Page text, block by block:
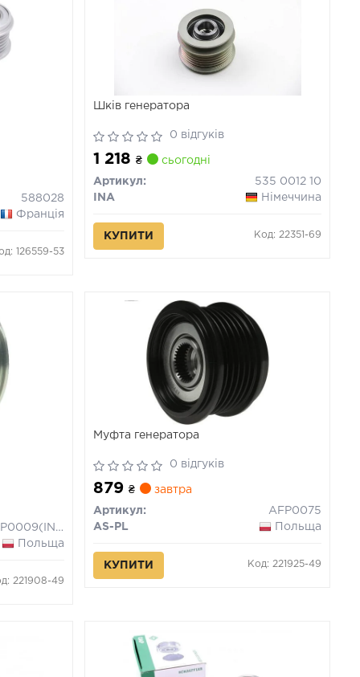
588028
Франція
126559-53
Шків генератора
0 відгуків
1 218₴ сьогодні
Артикул:
535 0012 10
INA
Німеччина
КУПИТИ Код: 22351-69
AFP0009(INA)
Польща
221908-49
Муфта генератора
0 відгуків
879₴ завтра
Артикул:
AFP0075
AS-PL
Польща
КУПИТИ Код: 221925-49